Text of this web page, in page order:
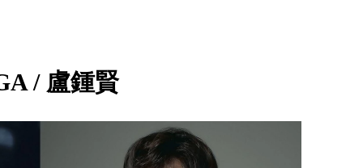
/ 盧鍾賢